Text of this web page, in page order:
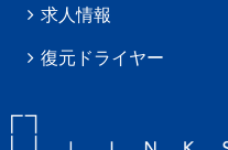
求人情報
復元ドライヤー